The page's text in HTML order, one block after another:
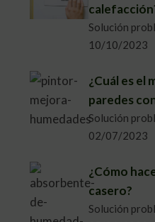
Solución
10/10/2023
¿Cuál es el
paredes
Solución
02/07/2023
¿Cómo
casero?
Solución